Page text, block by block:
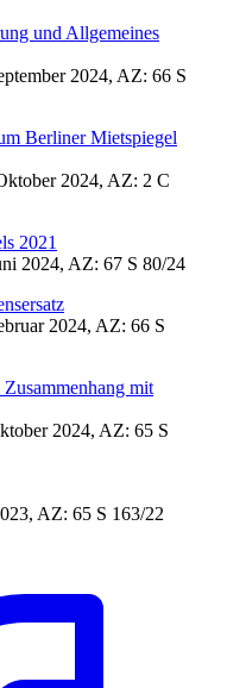
und Allgemeines
2024, AZ: 66 S
Berliner Mietspiegel
2024, AZ: 2 C
2021
2024, AZ: 67 S 80/24
2024, AZ: 66 S
mit
2024, AZ: 65 S
AZ: 65 S 163/22